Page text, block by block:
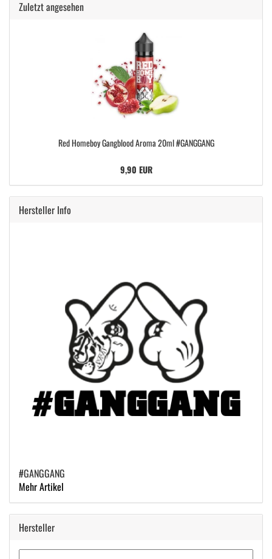
Zuletzt angesehen
Red Homeboy Gangblood Aroma 20ml #GANGGANG
9,90 EUR
Hersteller Info
#GANGGANG
Mehr Artikel
Hersteller